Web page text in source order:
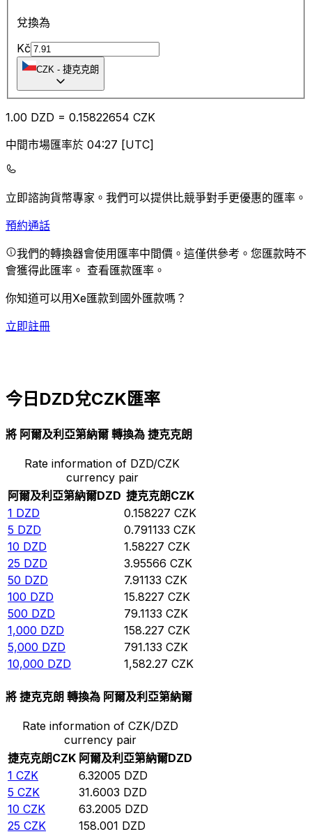
兌換為
Kč
CZK - 捷克克朗
1.00 DZD = 0.15822654 CZK
中間市場匯率於 04:27 [UTC]
立即諮詢貨幣專家。 我們可以提供比競爭對手更優惠的匯率。
預約通話
我們的轉換器會使用匯率中間價。這僅供參考。您匯款時不
會獲得此匯率。 查看匯款匯率。
你知道可以用Xe匯款到國外匯款嗎？
立即註冊
今日DZD兌CZK匯率
將 阿爾及利亞第納爾 轉換為 捷克克朗
Rate information of DZD/CZK
currency pair
阿爾及利亞第納爾DZD 捷克克朗CZK
1 DZD 0.158227 CZK
5 DZD 0.791133 CZK
10 DZD 1.58227 CZK
25 DZD 3.95566 CZK
50 DZD 7.91133 CZK
100 DZD 15.8227 CZK
500 DZD 79.1133 CZK
1,000 DZD 158.227 CZK
5,000 DZD 791.133 CZK
10,000 DZD 1,582.27 CZK
將 捷克克朗 轉換為 阿爾及利亞第納爾
Rate information of CZK/DZD
currency pair
捷克克朗CZK 阿爾及利亞第納爾DZD
1 CZK 6.32005 DZD
5 CZK 31.6003 DZD
10 CZK 63.2005 DZD
25 CZK 158.001 DZD